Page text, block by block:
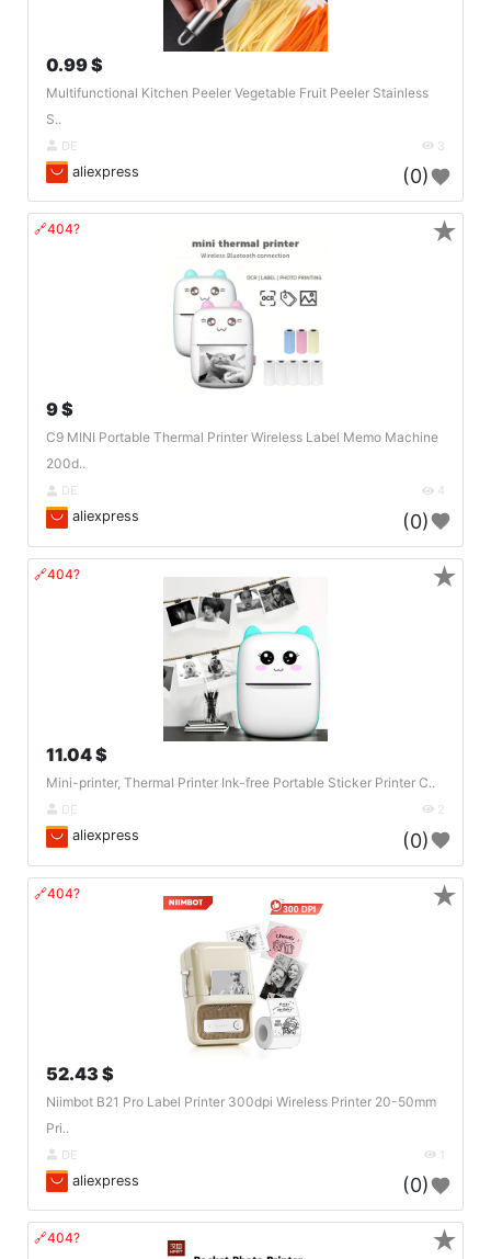
0.99 $
Multifunctional Kitchen Peeler Vegetable Fruit Peeler Stainless
S..
DE 3
aliexpress (0)
🔗404?
9 $
C9 MINI Portable Thermal Printer Wireless Label Memo Machine
200d..
DE 4
aliexpress (0)
★
🔗404?
11.04 $
Mini-printer, Thermal Printer Ink-free Portable Sticker Printer C..
DE 2
aliexpress (0)
★
🔗404?
52.43 $
Niimbot B21 Pro Label Printer 300dpi Wireless Printer 20-50mm
Pri..
DE 1
aliexpress (0)
★
🔗404? ★